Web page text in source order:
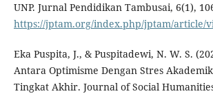
UNP. Jurnal Pendidikan Tambusai, 6(1),
https://jptam.org/index.php/jptam/article/
Eka Puspita, J., & Puspitadewi, N. W. S.
Antara Optimisme Dengan Stres
Tingkat Akhir. Journal of Social